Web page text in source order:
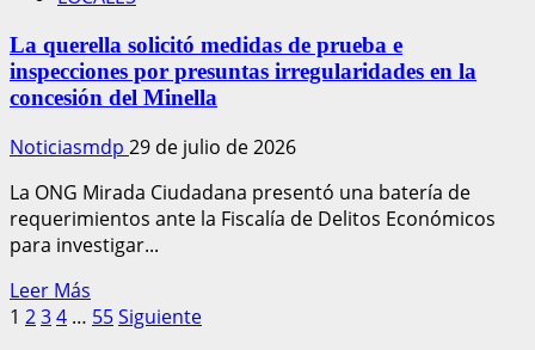
La querella solicitó medidas de prueba e
inspecciones por presuntas irregularidades en la
concesión del Minella
Noticiasmdp 29 de julio de 2026
La ONG Mirada Ciudadana presentó una batería de
requerimientos ante la Fiscalía de Delitos Económicos
para investigar...
Leer Más
más
Paginación
1 234 … 55Siguiente